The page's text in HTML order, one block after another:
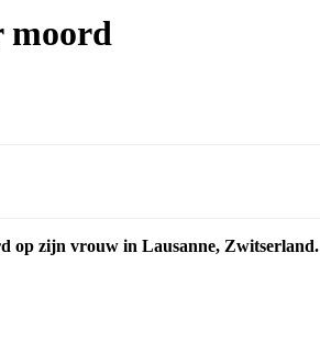
moord
op zijn vrouw in Lausanne, Zwitserland.